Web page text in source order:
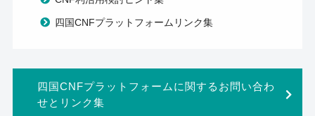
四国CNFプラットフォームリンク集
四国CNFプラットフォームに関するお問い合わ
せとリンク集